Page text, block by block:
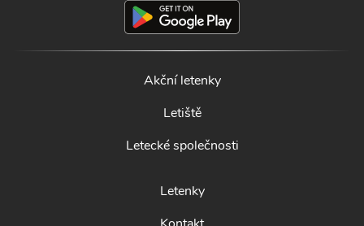
Akční letenky
Letiště
Letecké společnosti
Letenky